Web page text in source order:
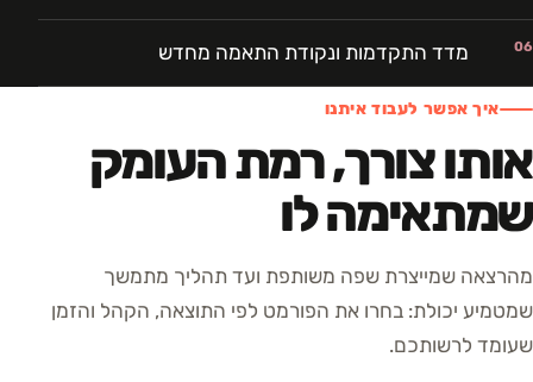
06 מדד התקדמות ונקודת התאמה מחדש
איך אפשר לעבוד איתנו
אותו צורך, רמת העומק
שמתאימה לו
מהרצאה שמייצרת שפה משותפת ועד תהליך מתמשך
שמטמיע יכולת: בחרו את הפורמט לפי התוצאה, הקהל והזמן
שעומד לרשותכם.